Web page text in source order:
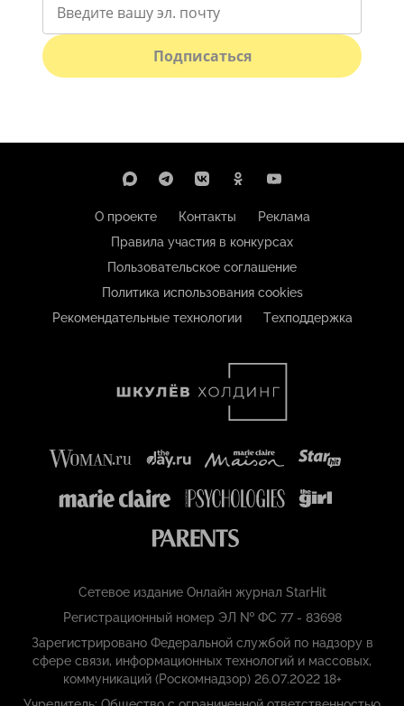
Подписаться
О проекте Контакты
Реклама
Правила участия в конкурсах
Пользовательское соглашение
Политика использования cookies
Рекомендательные технологии
Техподдержка
Сетевое издание Онлайн журнал StarHit
Регистрационный номер ЭЛ № ФС 77 - 83698
Зарегистрировано Федеральной службой по надзору в
сфере связи, информационных технологий и массовых,
коммуникаций (Роскомнадзор) 26.07.2022 18+